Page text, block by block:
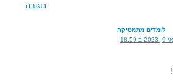
תגובה
לומדים מתמטיקה
ב 18:59